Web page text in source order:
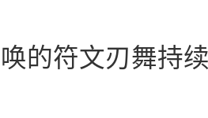
的符文刃舞持